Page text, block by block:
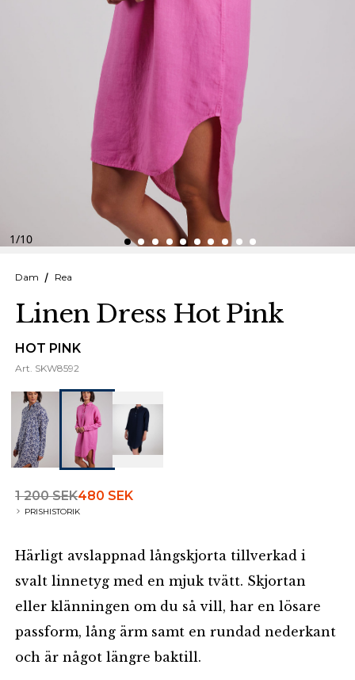
1/10
Dam Rea
Linen Dress Hot Pink
HOT PINK
Art. SKW8592
1 200 SEK480 SEK
PRISHISTORIK
Härligt avslappnad långskjorta tillverkad i
svalt linnetyg med en mjuk tvätt. Skjortan
eller klänningen om du så vill, har en lösare
passform, lång ärm samt en rundad nederkant
och är något längre baktill.